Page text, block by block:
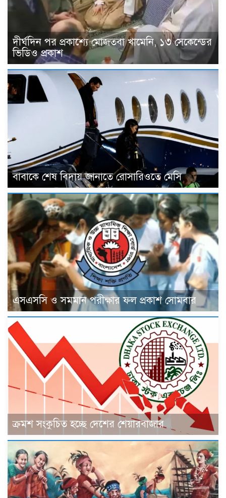
দীর্ঘদিন পর প্রকাশ্যে মোজতবা খামেনি, ১৩ সেকেন্ডের
ভিডিও প্রকাশ
বাবাকে শেষ বিদায় জানাতে রোসারিওতে মেসি
এসএসসি ও সমমান পরীক্ষার ফল প্রকাশ সোমবার
ক্রমশ সংকুচিত হচ্ছে দেশের শেয়ারবাজার